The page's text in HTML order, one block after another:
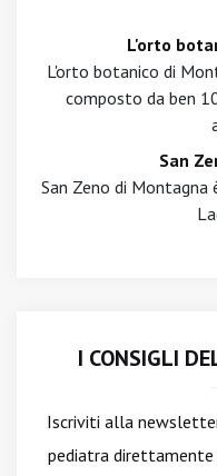
L'orto
L'orto botanico di
composto da ben
San
San Zeno di
I CONSIGLI
Iscriviti alla
pediatra